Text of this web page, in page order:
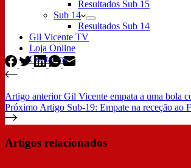
Resultados Sub 15
Sub 14
Resultados Sub 14
Gil Vicente TV
Loja Online
Contactos
Artigo anteriorGil Vicente empata a uma bola
Próximo Artigo Sub-19: Empate na receção ao
Artigos relacionados